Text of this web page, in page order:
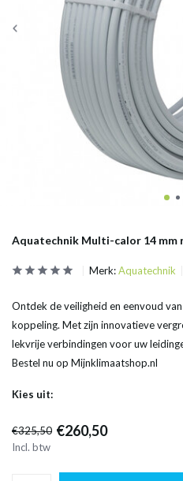
Aquatechnik Multi-calor 14 mm
Merk:Aquatechnik
Ontdek de veiligheid en eenvoud
koppeling. Met zijn innovatieve
lekvrije verbindingen voor uw
Bestel nu op Mijnklimaatshop.nl
Kies uit:
€325,50 €260,50
Incl. btw